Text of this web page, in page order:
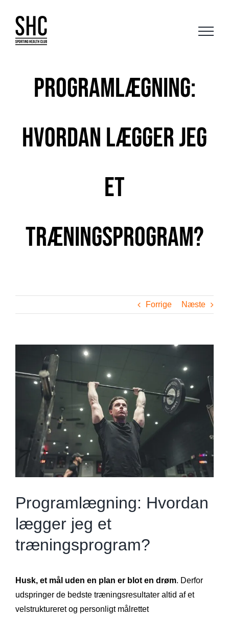
content
Programlægning:
Hvordan lægger jeg
et
træningsprogram?
Forrige Næste
billede
Programlægning: Hvordan
lægger jeg et
træningsprogram?
Husk, et mål uden en plan er blot en drøm. Derfor
udspringer de bedste træningsresultater altid af et
velstruktureret og personligt målrettet